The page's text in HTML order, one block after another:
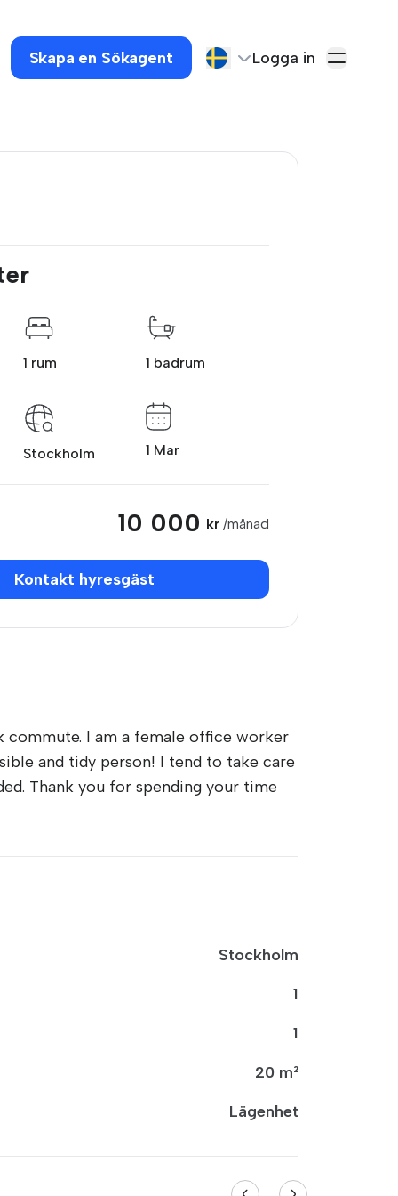
Skapa en Sökagent Logga in
1 rum 1 badrum
Stockholm 1 Mar
10 000 kr /månad
Kontakt hyresgäst
I am a female office worker
and tidy person! I tend to take care
Thank you for spending your time
Stockholm
1
1
20 m²
Lägenhet